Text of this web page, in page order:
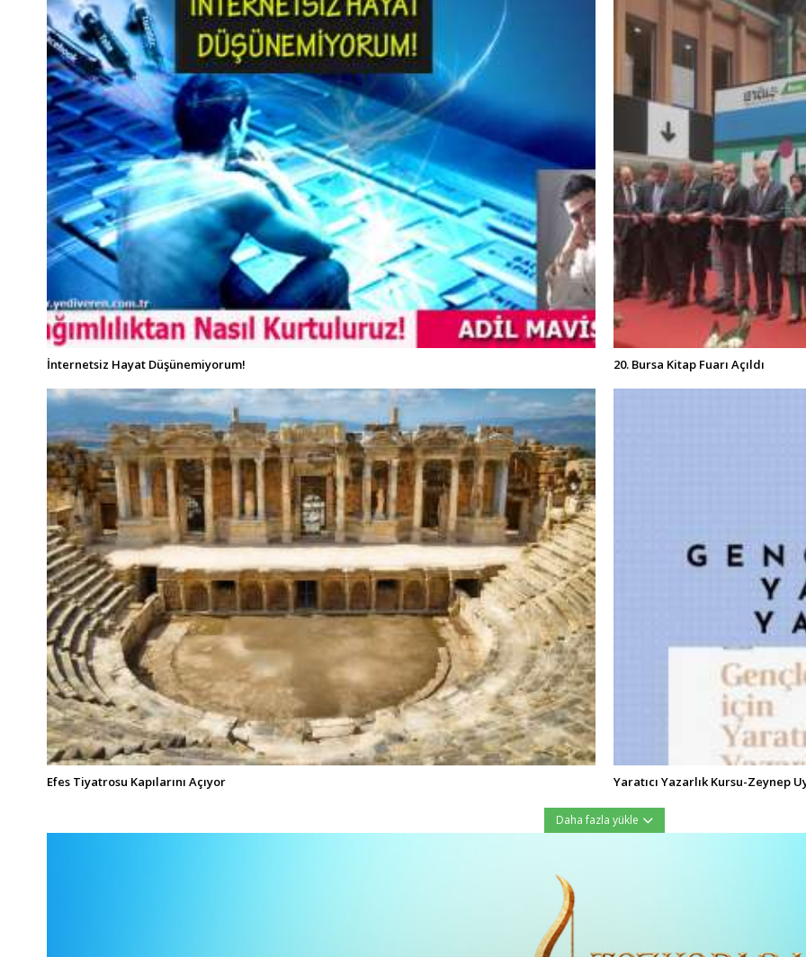
İnternetsiz Hayat Düşünemiyorum! 20. Bursa Kitap Fuarı Açıldı
Efes Tiyatrosu Kapılarını Açıyor Yaratıcı Yazarlık Kursu-Zeynep
Daha fazla yükle